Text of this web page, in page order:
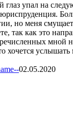
упал на
но меня
так как это
мной
хочется
02.05.2020